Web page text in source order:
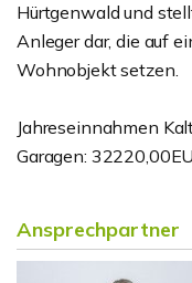
Hürtgenwald und
Anleger dar, die auf
Wohnobjekt setzen.
Jahreseinnahmen
Garagen:
Ansprechpartner